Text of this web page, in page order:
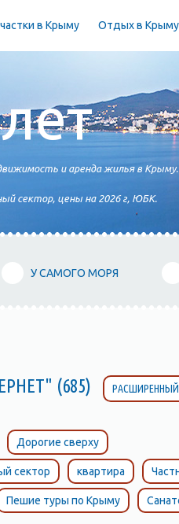
в Крыму Отдых в
и аренда жилья в Крыму.
сектор, цены на 2026 г, ЮБК.
У САМОГО МОРЯ
(685)
Дорогие сверху
сектор квартира
Пешие туры по Крыму